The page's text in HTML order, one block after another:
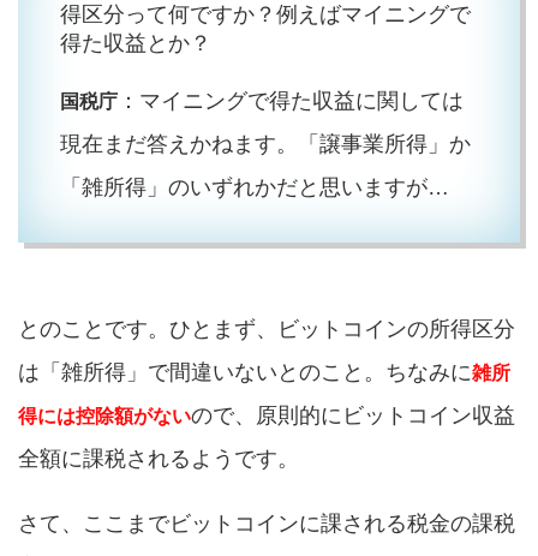
得区分って何ですか？例えばマイニングで
得た収益とか？
国税庁 ：マイニングで得た収益に関しては
現在まだ答えかねます。「譲事業所得」か
「雑所得」のいずれかだと思いますが…
とのことです。ひとまず、ビットコインの所得区分
は「雑所得」で間違いないとのこと。ちなみに雑所
得には控除額がないので、原則的にビットコイン収益
全額に課税されるようです。
さて、ここまでビットコインに課される税金の課税